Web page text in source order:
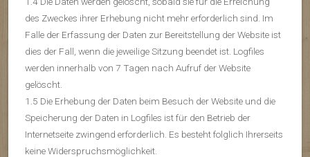
des Zweckes ihrer Erhebung nicht mehr erforderlich sind. Im
Falle der Erfassung der Daten zur Bereitstellung der Website ist
dies der Fall, wenn die jeweilige Sitzung beendet ist. Logfiles
werden innerhalb von 7 Tagen nach Aufruf der Website
gelöscht.
1.5 Die Erhebung der Daten beim Besuch der Website und die
Speicherung der Daten in Logfiles ist für den Betrieb der
Internetseite zwingend erforderlich. Es besteht folglich Ihrerseits
keine Widerspruchsmöglichkeit.